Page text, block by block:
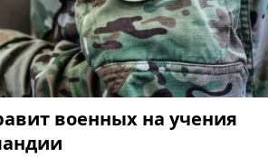
военных на учения